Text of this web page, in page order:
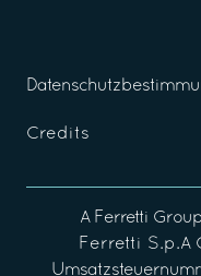
Credits
A Ferretti Group
Ferretti S.p.A